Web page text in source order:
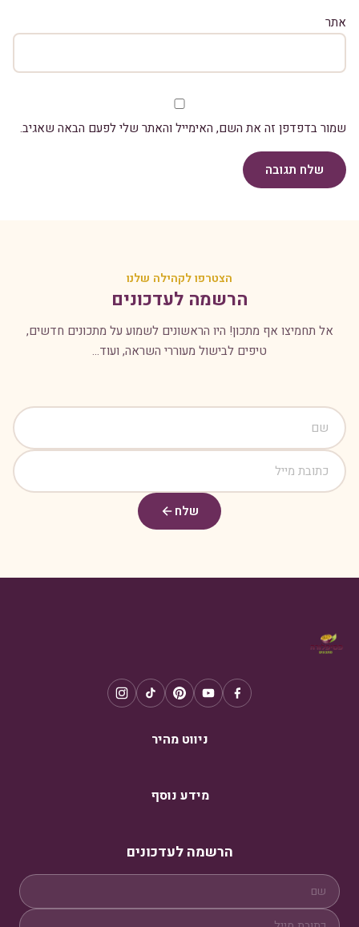
אתר
שמור בדפדפן זה את השם, האימייל והאתר שלי לפעם הבאה שאגיב.
שלח תגובה
הצטרפו לקהילה שלנו
הרשמה לעדכונים
אל תחמיצו אף מתכון! היו הראשונים לשמוע על מתכונים חדשים,
טיפים לבישול מעוררי השראה, ועוד...
שלח
ניווט מהיר
מידע נוסף
הרשמה לעדכונים